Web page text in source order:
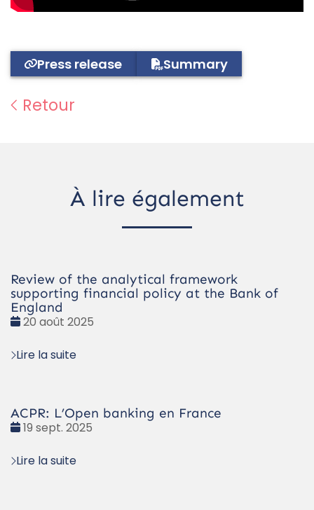
Press release Summary
Retour
À lire également
Review of the analytical framework
supporting financial policy at the Bank of
England
Date
20 août 2025
Lire la suite
ACPR: L’Open banking en France
Date
19 sept. 2025
Lire la suite